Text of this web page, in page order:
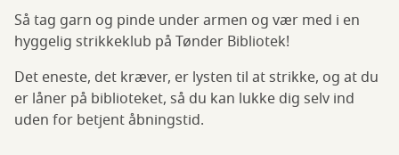
Så tag garn og pinde under armen og vær med i en
hyggelig strikkeklub på Tønder Bibliotek!
Det eneste, det kræver, er lysten til at strikke, og at du
er låner på biblioteket, så du kan lukke dig selv ind
uden for betjent åbningstid.